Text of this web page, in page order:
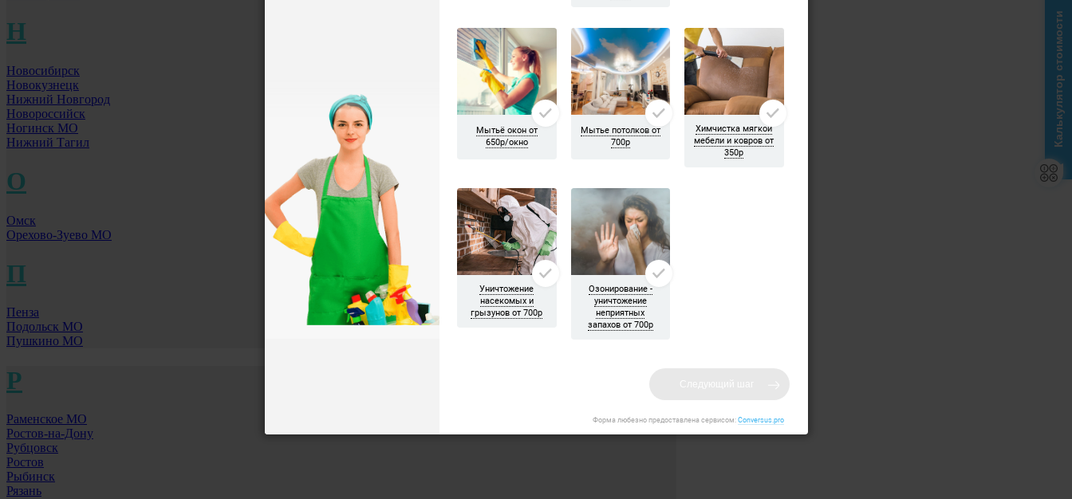
Н
Новосибирск
Новокузнецк
Нижний Новгород
Новороссийск
Ногинск МО
Нижний Тагил
О
Омск
Орехово-Зуево МО
П
Пенза
Подольск МО
Пушкино МО
Р
Раменское МО
Ростов-на-Дону
Рубцовск
Ростов
Рыбинск
Рязань
Калькулятор стоимости